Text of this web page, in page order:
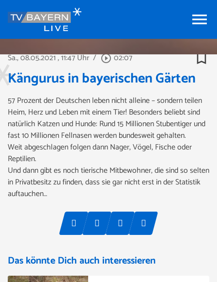
menu
Sa., 08.05.2021, 11:47 Uhr / play_circle_outline02:07 bookmark_border
Kängurus in bayerischen Gärten
57 Prozent der Deutschen leben nicht alleine – sondern teilen
Heim, Herz und Leben mit einem Tier! Besonders beliebt sind
natürlich Katzen und Hunde: Rund 15 Millionen Stubentiger und
fast 10 Millionen Fellnasen werden bundesweit gehalten.
Weit abgeschlagen folgen dann Nager, Vögel, Fische oder
Reptilien.
Und dann gibt es noch tierische Mitbewohner, die sind so selten
in Privatbesitz zu finden, dass sie gar nicht erst in der Statistik
auftauchen…
Das könnte Dich auch interessieren